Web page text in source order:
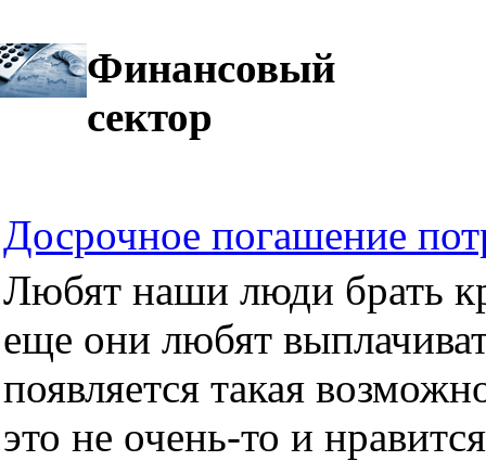
Финансовый
сектор
Досрочное погашение
Любят наши люди брать
еще они любят
появляется такая
это не очень-то и